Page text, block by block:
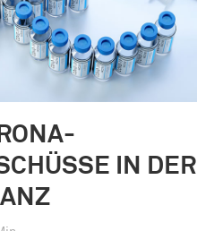
IN DER